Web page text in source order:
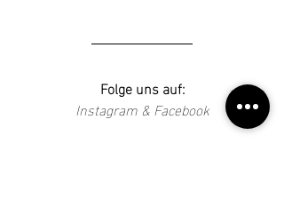
Folge uns auf:
Instagram & Facebook